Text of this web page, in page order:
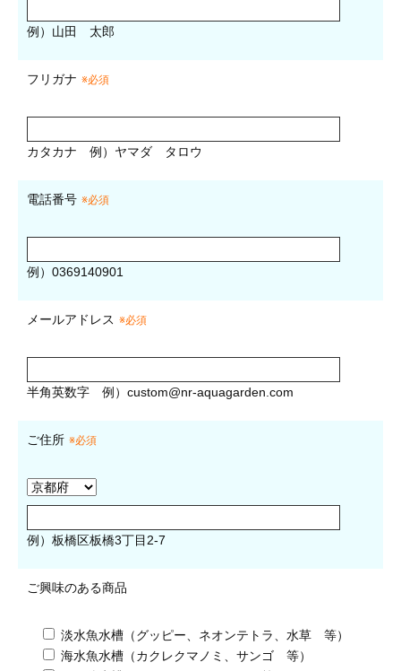
例）山田 太郎
フリガナ ※必須
カタカナ 例）ヤマダ タロウ
電話番号 ※必須
例）0369140901
メールアドレス ※必須
半角英数字 例） custom@nr-aquagarden.com
ご住所 ※必須
例）板橋区板橋3丁目2-7
ご興味のある商品
淡水魚水槽（グッピー、ネオンテトラ、水草 等）
海水魚水槽（カクレクマノミ、サンゴ 等）